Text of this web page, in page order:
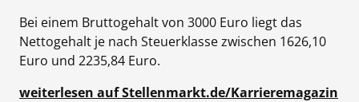
Bei einem Bruttogehalt von 3000 Euro liegt das
Nettogehalt je nach Steuerklasse zwischen 1626,10
Euro und 2235,84 Euro.
weiterlesen auf Stellenmarkt.de/Karrieremagazin